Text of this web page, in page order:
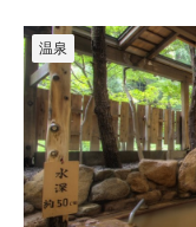
温泉